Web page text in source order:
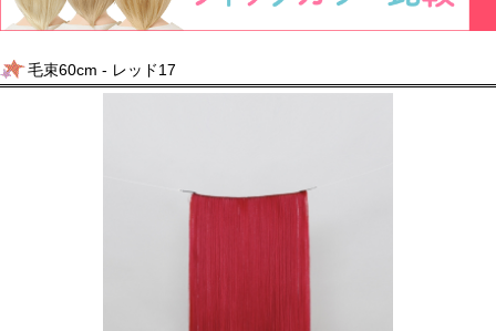
毛束60cm - レッド17